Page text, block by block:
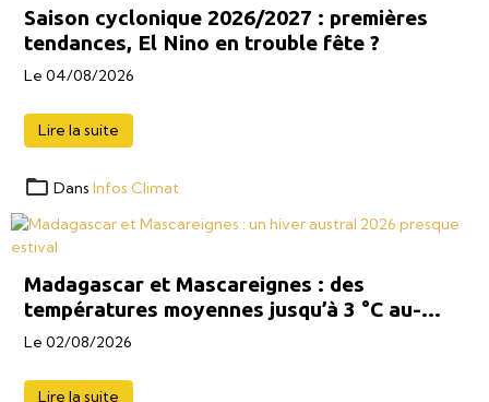
Saison cyclonique 2026/2027 : premières
tendances, El Nino en trouble fête ?
Le 04/08/2026
Lire la suite
Dans Infos Climat
Madagascar et Mascareignes : des
températures moyennes jusqu’à 3 °C au-
dessus des normales la semaine prochaine
Le 02/08/2026
Lire la suite